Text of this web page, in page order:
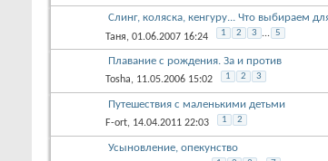
Слинг, коляска, кенгуру... Что выбираем
Таня, 01.06.2007 16:24 1 2 3 ... 5
Плавание с рождения. За и против
Tosha, 11.05.2006 15:02 1 2 3
Путешествия с маленькими детьми
F-ort, 14.04.2011 22:03 1 2
Усыновление, опекунство